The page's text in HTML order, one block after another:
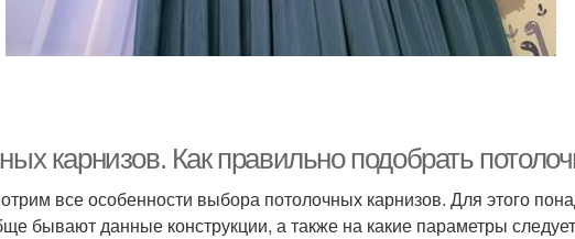
карнизов. Как правильно подобрать
все особенности выбора потолочных карнизов. Для этого
бывают данные конструкции, а также на какие параметры